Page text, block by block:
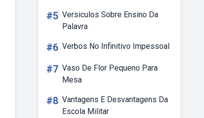
#5 Versiculos Sobre Ensino Da
Palavra
#6 Verbos No Infinitivo Impessoal
#7 Vaso De Flor Pequeno Para
Mesa
#8 Vantagens E Desvantagens Da
Escola Militar